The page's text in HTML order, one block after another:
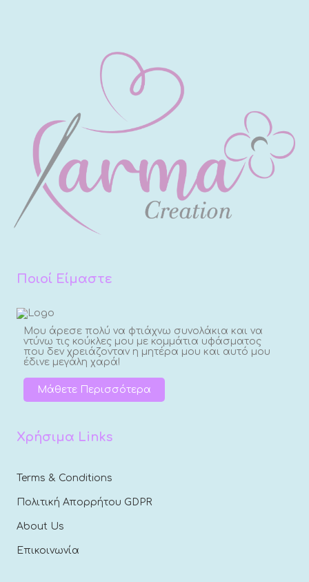
Ποιοί Είμαστε
Μου άρεσε πολύ να φτιάχνω συνολάκια και να
ντύνω τις κούκλες μου με κομμάτια υφάσματος
που δεν χρειάζονταν η μητέρα μου και αυτό μου
έδινε μεγάλη χαρά!
Μάθετε Περισσότερα
Χρήσιμα Links
Terms & Conditions
Πολιτική Απορρήτου GDPR
About Us
Επικοινωνία